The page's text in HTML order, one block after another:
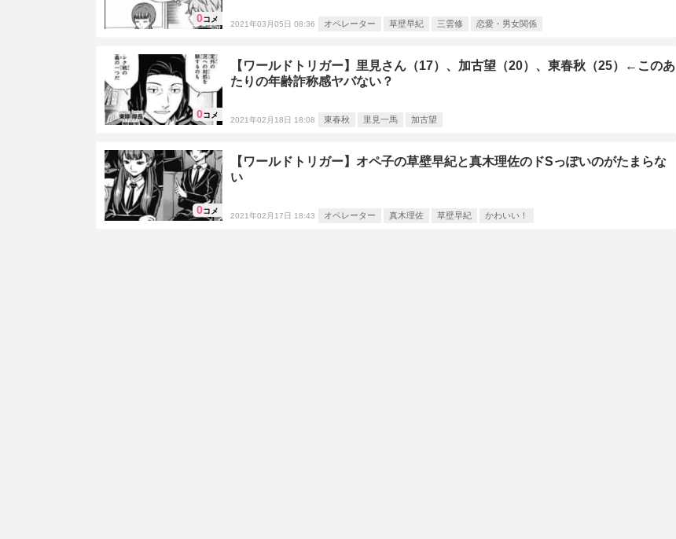
0コメ
2021年03月05日 08:36 オペレーター 草壁早紀 三雲修 恋愛・男女関係
0コメ
【ワールドトリガー】里見さん（17）、加古望（20）、東春秋（25）←このあ
たりの年齢詐称感ヤバない？
2021年02月18日 18:08 東春秋 里見一馬 加古望
0コメ
【ワールドトリガー】オペ子の草壁早紀と真木理佐のドSっぽいのがたまらな
い
2021年02月17日 18:43 オペレーター 真木理佐 草壁早紀 かわいい！